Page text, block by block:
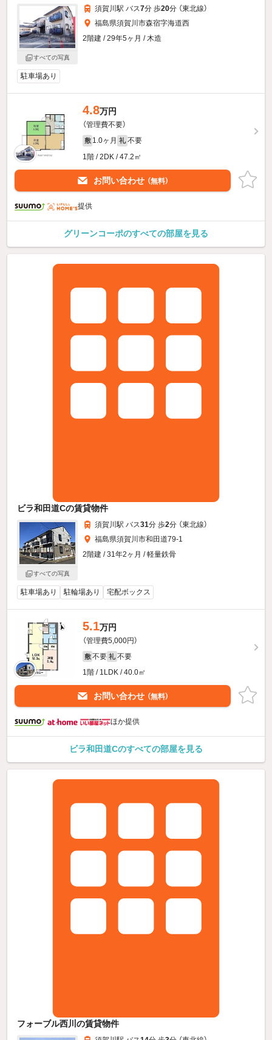
すべての写真
須賀川駅 バス7分 歩20分 （東北線）
福島県須賀川市森宿字海道西
2階建 / 29年5ヶ月 / 木造
駐車場あり
4.8万円
（管理費不要）
敷 1.0ヶ月 礼 不要
1階 / 2DK / 47.2㎡
お問い合わせ （無料）
提供
グリーンコーポのすべての部屋を見る
ビラ和田道Cの賃貸物件
すべての写真
須賀川駅 バス31分 歩2分 （東北線）
福島県須賀川市和田道79-1
2階建 / 31年2ヶ月 / 軽量鉄骨
駐車場あり 駐輪場あり 宅配ボックス
5.1万円
（管理費5,000円）
敷 不要 礼 不要
1階 / 1LDK / 40.0㎡
お問い合わせ （無料）
ほか提供
ビラ和田道Cのすべての部屋を見る
フォーブル西川の賃貸物件